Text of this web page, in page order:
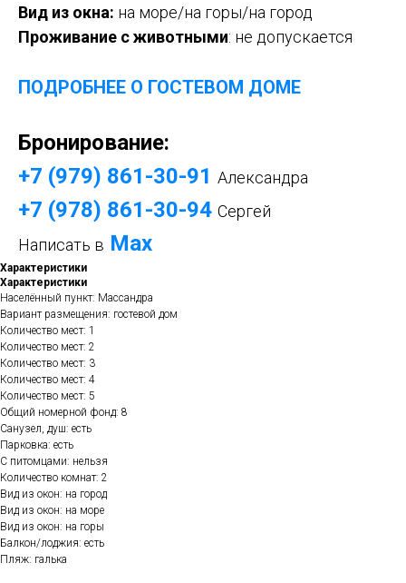
Вид из окна: на море/на горы/на город
Проживание с животными: не допускается
ПОДРОБНЕЕ О ГОСТЕВОМ ДОМЕ
Бронирование:
+7 (979) 861-30-91 Александра
+7 (978) 861-30-94 Сергей
Написать в Mах
Характеристики
Характеристики
Населённый пункт: Массандра
Вариант размещения: гостевой дом
Количество мест: 1
Количество мест: 2
Количество мест: 3
Количество мест: 4
Количество мест: 5
Общий номерной фонд: 8
Санузел, душ: есть
Парковка: есть
С питомцами: нельзя
Количество комнат: 2
Вид из окон: на город
Вид из окон: на море
Вид из окон: на горы
Балкон/лоджия: есть
Пляж: галька